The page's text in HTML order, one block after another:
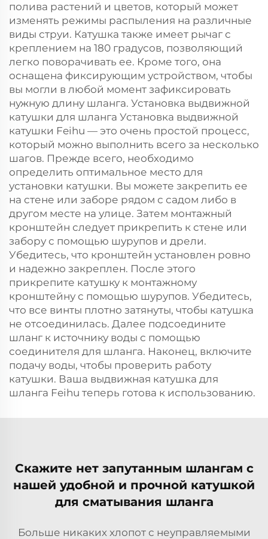
полива растений и цветов, который может
изменять режимы распыления на различные
виды струи. Катушка также имеет рычаг с
креплением на 180 градусов, позволяющий
легко поворачивать ее. Кроме того, она
оснащена фиксирующим устройством, чтобы
вы могли в любой момент зафиксировать
нужную длину шланга. Установка выдвижной
катушки для шланга Установка выдвижной
катушки Feihu — это очень простой процесс,
который можно выполнить всего за несколько
шагов. Прежде всего, необходимо
определить оптимальное место для
установки катушки. Вы можете закрепить ее
на стене или заборе рядом с садом либо в
другом месте на улице. Затем монтажный
кронштейн следует прикрепить к стене или
забору с помощью шурупов и дрели.
Убедитесь, что кронштейн установлен ровно
и надежно закреплен. После этого
прикрепите катушку к монтажному
кронштейну с помощью шурупов. Убедитесь,
что все винты плотно затянуты, чтобы катушка
не отсоединилась. Далее подсоедините
шланг к источнику воды с помощью
соединителя для шланга. Наконец, включите
подачу воды, чтобы проверить работу
катушки. Ваша выдвижная катушка для
шланга Feihu теперь готова к использованию.
Скажите нет запутанным шлангам с
нашей удобной и прочной катушкой
для сматывания шланга
Больше никаких хлопот с неуправляемыми